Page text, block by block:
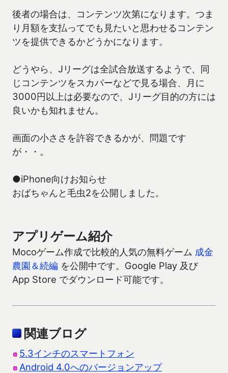
後者の場合は、コンテンツ次第になります。つま
り月額を支払ってでも見たいと思わせるコンテン
ツを提供できるかどうかになります。
どうやら、Jリーグは全試合放送するようで、同
じコンテンツをスカパーなどで見る場合、月に
3000円以上は必要なので、Jリーグ目的の方には
良いかも知れません。
画面の小ささを許容できるかが、問題です
が・・。
●iPhone向けお知らせ
おばちゃんと毛虫2を公開しました。
アプリゲーム紹介
Mocoゲーム作成で比較的人気の無料ゲーム 成金
農園＆続編 を公開中です。Google Play 及び
App Store でダウンロード可能です。
関連ブログ
5.3インチのスマートフォン
Android 4.0へのバージョンアップ